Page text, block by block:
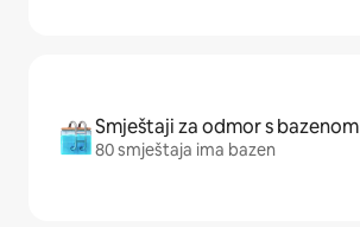
Smještaji za odmor s bazenom
80 smještaja ima bazen